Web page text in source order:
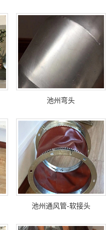
池州弯头
池州通风管-软接头